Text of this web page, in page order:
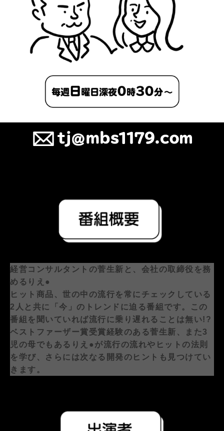
経営コンサルタントの菅生新と、会社の取締役を務
めるりえ●
ヒット商品、世の中の流行を常にチェックしている
2人と共に
「今」のトレンドに迫る番組です。
この
番組を聞いていれば流行に乗り遅れることは無い!?
ベストファーザー賞受賞経験のある菅生新、また3
児の母でもある りえ●が流行の流れやヒットの法則
を学び、
さらには次なる開発のヒントも見つけてい
きます。